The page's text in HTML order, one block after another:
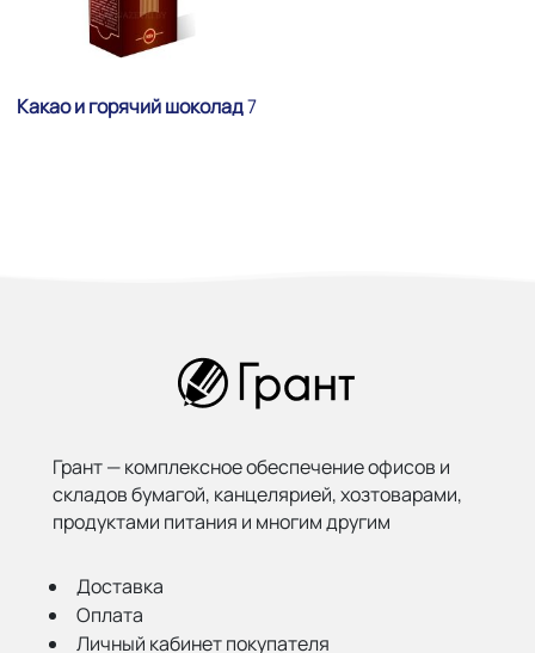
Какао и горячий шоколад7
Грант — комплексное обеспечение офисов и
складов бумагой, канцелярией, хозтоварами,
продуктами питания и многим другим
Доставка
Оплата
Личный кабинет покупателя